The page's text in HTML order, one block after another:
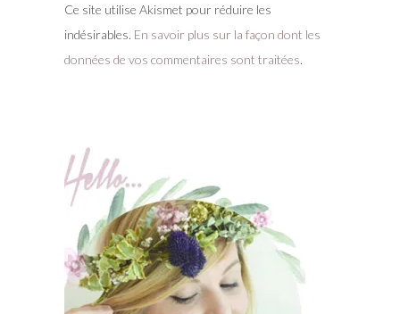
Ce site utilise Akismet pour réduire les
indésirables. En savoir plus sur la façon dont les
données de vos commentaires sont traitées.